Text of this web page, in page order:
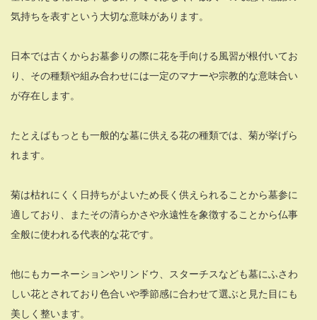
気持ちを表すという大切な意味があります。
日本では古くからお墓参りの際に花を手向ける風習が根付いてお
り、その種類や組み合わせには一定のマナーや宗教的な意味合い
が存在します。
たとえばもっとも一般的な墓に供える花の種類では、菊が挙げら
れます。
菊は枯れにくく日持ちがよいため長く供えられることから墓参に
適しており、またその清らかさや永遠性を象徴することから仏事
全般に使われる代表的な花です。
他にもカーネーションやリンドウ、スターチスなども墓にふさわ
しい花とされており色合いや季節感に合わせて選ぶと見た目にも
美しく整います。